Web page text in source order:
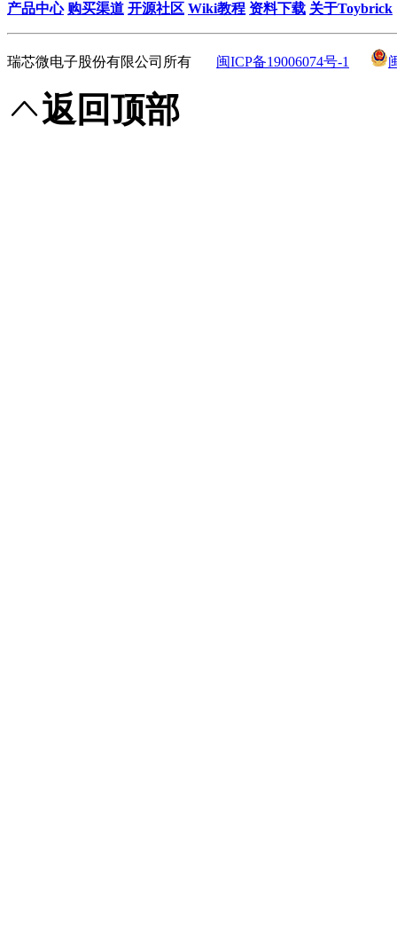
产品中心 购买渠道 开源社区 Wiki教程 资料下载 关于Toybrick
瑞芯微电子股份有限公司所有 闽ICP备19006074号-1
返回顶部